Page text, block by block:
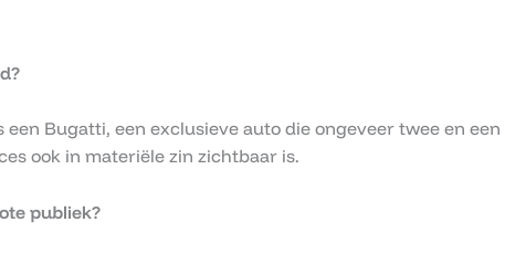
Bugatti, een exclusieve auto die ongeveer twee en een
ook in materiële zin zichtbaar is.
publiek?